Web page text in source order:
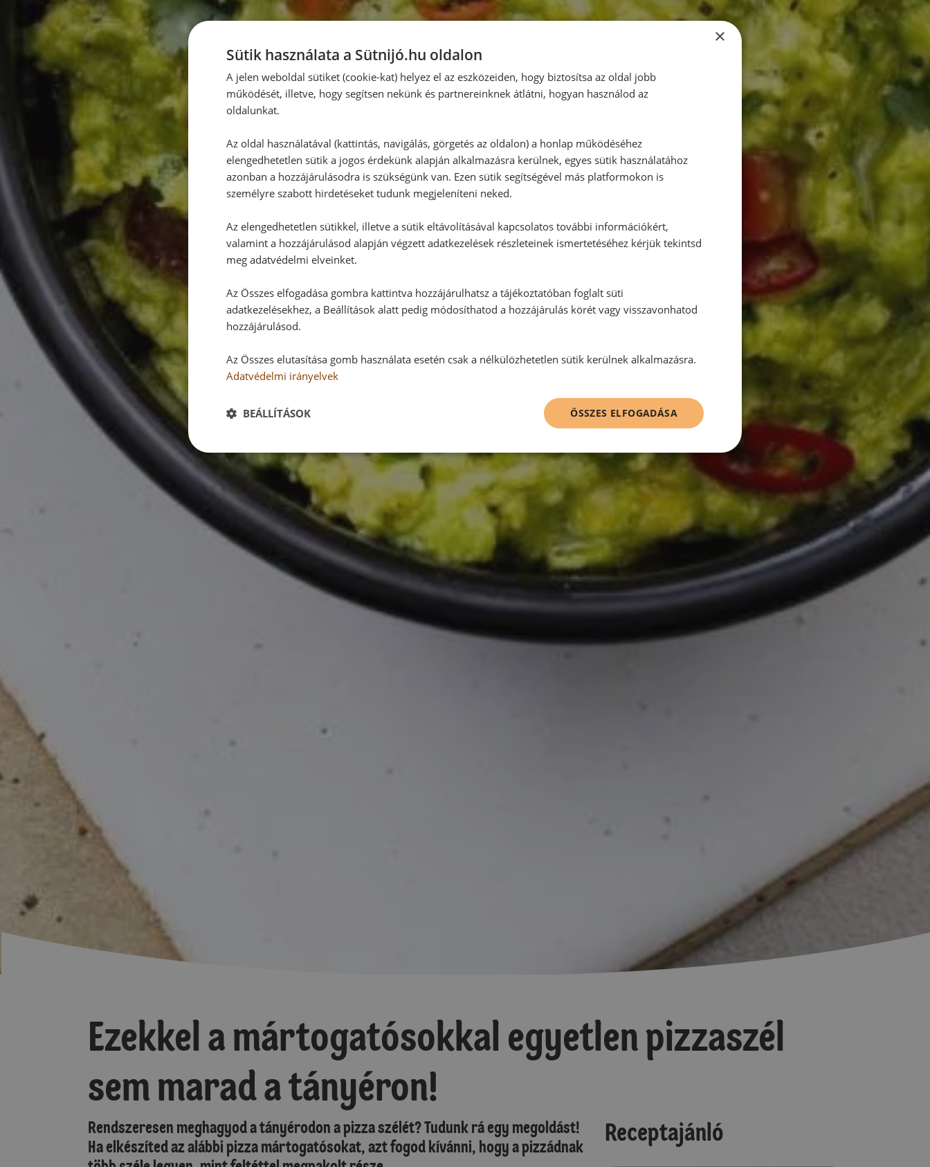
Ezekkel a mártogatósokkal egyetlen pizzaszél
sem marad a tányéron!
Rendszeresen meghagyod a tányérodon a pizza szélét? Tudunk rá egy megoldást!
Ha elkészíted az alábbi pizza mártogatósokat, azt fogod kívánni, hogy a pizzádnak
Receptajánló
×
Sütik használata a Sütnijó.hu oldalon
A jelen weboldal sütiket (cookie-kat) helyez el az eszközeiden, hogy biztosítsa az oldal jobb
működését, illetve, hogy segítsen nekünk és partnereinknek átlátni, hogyan használod az
oldalunkat.
Az oldal használatával (kattintás, navigálás, görgetés az oldalon) a honlap működéséhez
elengedhetetlen sütik a jogos érdekünk alapján alkalmazásra kerülnek, egyes sütik használatához
azonban a hozzájárulásodra is szükségünk van. Ezen sütik segítségével más platformokon is
személyre szabott hirdetéseket tudunk megjeleníteni neked.
Az elengedhetetlen sütikkel, illetve a sütik eltávolításával kapcsolatos további információkért,
valamint a hozzájárulásod alapján végzett adatkezelések részleteinek ismertetéséhez kérjük tekintsd
meg adatvédelmi elveinket.
Az Összes elfogadása gombra kattintva hozzájárulhatsz a tájékoztatóban foglalt süti
adatkezelésekhez, a Beállítások alatt pedig módosíthatod a hozzájárulás körét vagy visszavonhatod
hozzájárulásod.
Az Összes elutasítása gomb használata esetén csak a nélkülözhetetlen sütik kerülnek alkalmazásra.
Adatvédelmi irányelvek
ÖSSZES ELFOGADÁSA
BEÁLLÍTÁSOK